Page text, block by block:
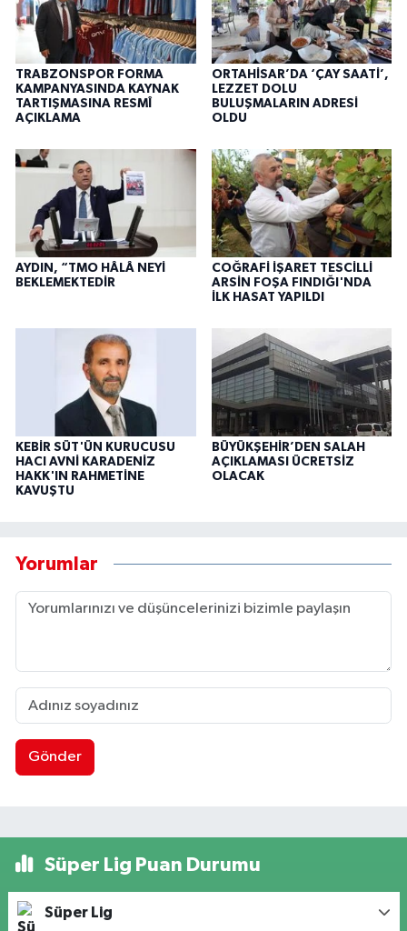
TRABZONSPOR FORMA
KAMPANYASINDA KAYNAK
TARTIŞMASINA RESMÎ
AÇIKLAMA
ORTAHİSAR’DA ‘ÇAY SAATİ’,
LEZZET DOLU
BULUŞMALARIN ADRESİ
OLDU
AYDIN, “TMO HÂLÂ NEYİ
BEKLEMEKTEDİR
COĞRAFİ İŞARET TESCİLLİ
ARSİN FOŞA FINDIĞI'NDA
İLK HASAT YAPILDI
KEBİR SÜT'ÜN KURUCUSU
HACI AVNİ KARADENİZ
HAKK'IN RAHMETİNE
KAVUŞTU
BÜYÜKŞEHİR’DEN SALAH
AÇIKLAMASI ÜCRETSİZ
OLACAK
Yorumlar
Gönder
Süper Lig Puan Durumu
Süper Lig